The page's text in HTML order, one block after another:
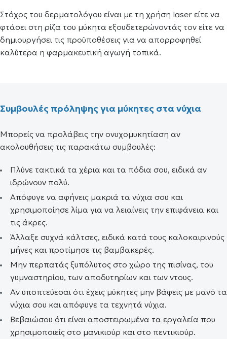
Στόχος του δερματολόγου είναι με τη χρήση laser είτε να
φτάσει στη ρίζα του μύκητα εξουδετερώνοντάς τον είτε να
δημιουργήσει τις προϋποθέσεις για να απορροφηθεί
καλύτερα η φαρμακευτική αγωγή τοπικά.
Συμβουλές πρόληψης για μύκητες στα νύχια
Μπορείς να προλάβεις την ονυχομυκητίαση αν
ακολουθήσεις τις παρακάτω συμβουλές:
Πλύνε τακτικά τα χέρια και τα πόδια σου, ειδικά αν
ιδρώνουν πολύ.
Απόφυγε να αφήνεις μακριά τα νύχια σου και
χρησιμοποίησε λίμα για να λειαίνεις την επιφάνεια και
τις άκρες.
Άλλαξε συχνά κάλτσες, ειδικά κατά τους καλοκαιρινούς
μήνες και προτίμησε τις βαμβακερές.
Μην περπατάς ξυπόλυτος στο χώρο της πισίνας, του
γυμναστηρίου, των αποδυτηρίων και των ντους.
Αν υποπτεύεσαι ότι έχεις μύκητες μην βάφεις με μανό τα
νύχια σου και απόφυγε τα τεχνητά νύχια.
Βεβαιώσου ότι είναι αποστειρωμένα τα εργαλεία που
χρησιμοποιείς στο μανικιούρ και στο πεντικιούρ.